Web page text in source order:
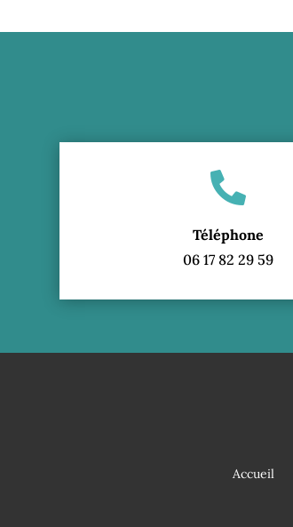

Téléphone
06 17 82 29 59
Accueil